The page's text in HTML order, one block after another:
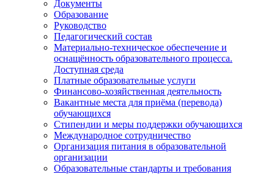
Документы
Образование
Руководство
Педагогический состав
Материально-техническое обеспечение и
оснащённость образовательного процесса.
Доступная среда
Платные образовательные услуги
Финансово-хозяйственная деятельность
Вакантные места для приёма (перевода)
обучающихся
Стипендии и меры поддержки обучающихся
Международное сотрудничество
Организация питания в образовательной
организации
Образовательные стандарты и требования